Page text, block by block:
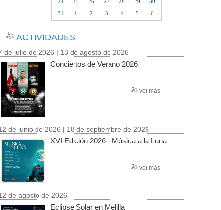
24
25 26 27 28 29
30
31
1 2 3 4 5 6
ACTIVIDADES
de julio de 2026 | 13 de agosto de 2026
Conciertos de Verano 2026
ver más
de junio de 2026 | 18 de septiembre de 2026
XVI Edición 2026 - Música a la Luna
ver más
de agosto de 2026
Eclipse Solar en Melilla